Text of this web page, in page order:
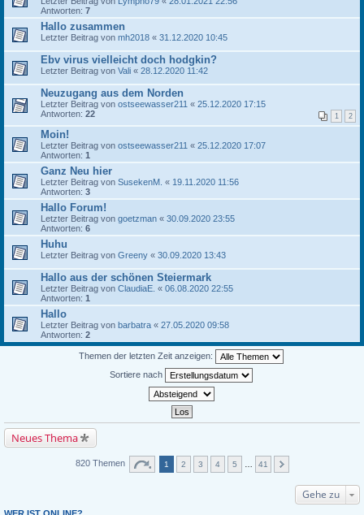
Antworten: 7
Hallo zusammen
Letzter Beitrag von mh2018 « 31.12.2020 10:45
Ebv virus vielleicht doch hodgkin?
Letzter Beitrag von Vali « 28.12.2020 11:42
Neuzugang aus dem Norden
Letzter Beitrag von ostseewasser211 « 25.12.2020 17:15
Antworten: 22 1 2
Moin!
Letzter Beitrag von ostseewasser211 « 25.12.2020 17:07
Antworten: 1
Ganz Neu hier
Letzter Beitrag von SusekenM. « 19.11.2020 11:56
Antworten: 3
Hallo Forum!
Letzter Beitrag von goetzman « 30.09.2020 23:55
Antworten: 6
Huhu
Letzter Beitrag von Greeny « 30.09.2020 13:43
Hallo aus der schönen Steiermark
Letzter Beitrag von ClaudiaE. « 06.08.2020 22:55
Antworten: 1
Hallo
Letzter Beitrag von barbatra « 27.05.2020 09:58
Antworten: 2
Themen der letzten Zeit anzeigen:
Sortiere nach
Neues Thema
820 Themen 1 2 3 4 5 41
Gehe zu